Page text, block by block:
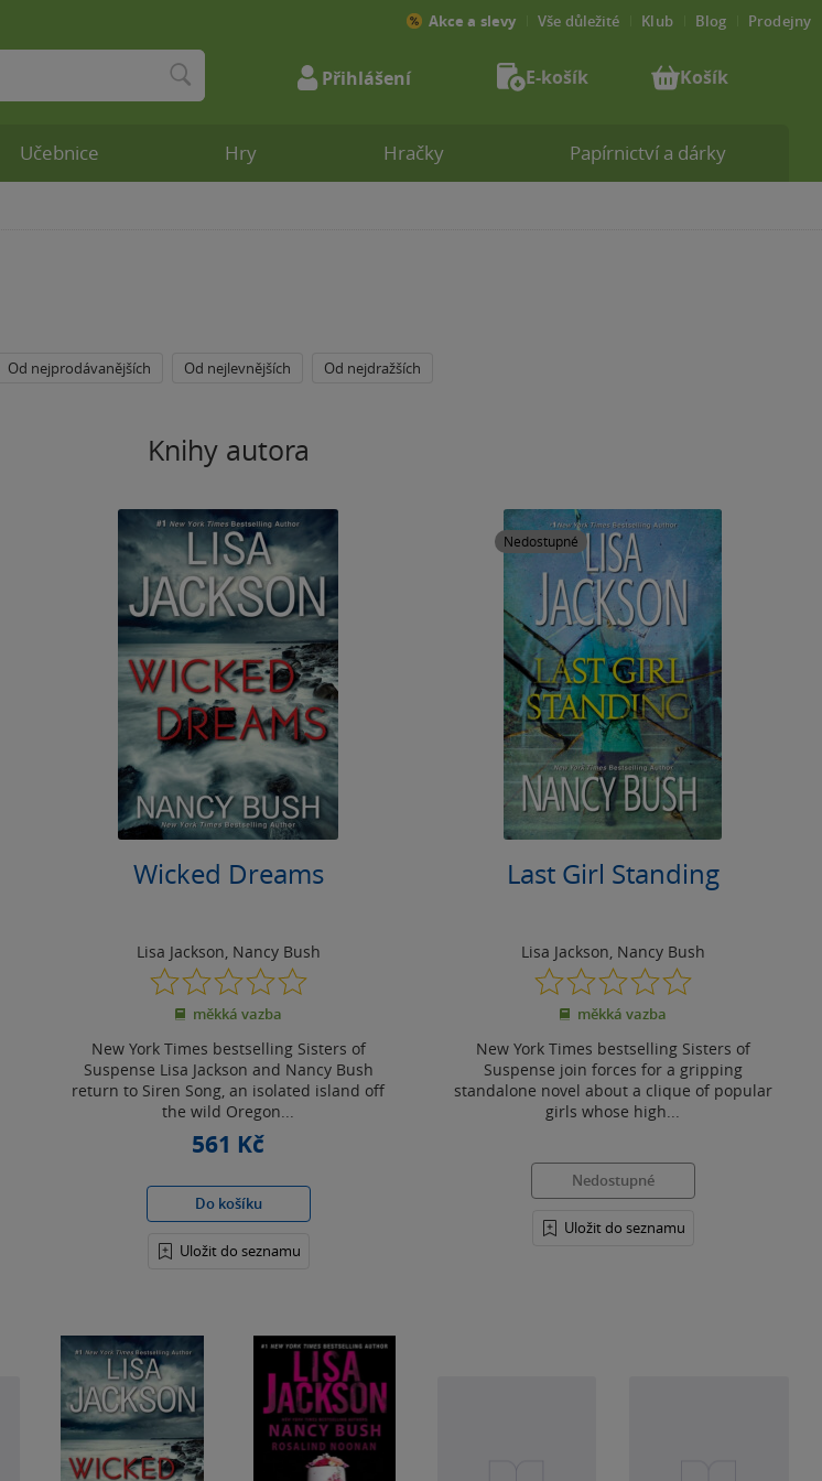
Od nejprodávanějších Od nejlevnějších Od nejdražších
Knihy autora
Wicked Dreams
Lisa Jackson Nancy Bush
0.0
z
5
měkká vazba
New York Times bestselling Sisters of
Suspense Lisa Jackson and Nancy Bush
return to Siren Song, an isolated island off
the wild Oregon...
561 Kč
Do košíku
Uložit do seznamu
Nedostupné
Last Girl Standing
Lisa Jackson Nancy Bush
0.0
z
5
měkká vazba
New York Times bestselling Sisters of
Suspense join forces for a gripping
standalone novel about a clique of popular
girls whose high...
Nedostupné
Uložit do seznamu
Učebnice Hry Hračky Papírnictví a dárky
Akce a slevy Vše důležité Klub Blog Prodejny
Přihlášení E-košík Košík